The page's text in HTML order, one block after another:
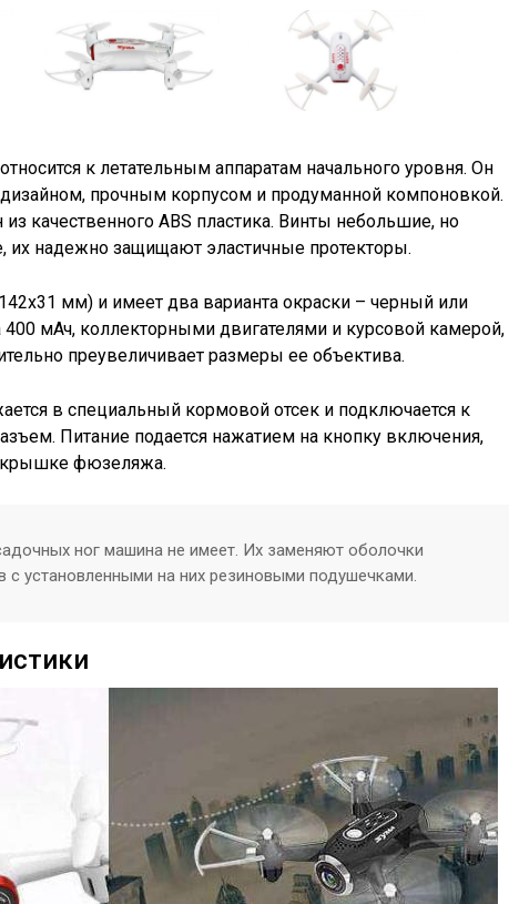
к летательным аппаратам начального уровня. Он
прочным корпусом и продуманной компоновкой.
качественного ABS пластика. Винты небольшие, но
их надежно защищают эластичные протекторы.
мм) и имеет два варианта окраски – черный или
мАч, коллекторными двигателями и курсовой камерой,
преувеличивает размеры ее объектива.
в специальный кормовой отсек и подключается к
Питание подается нажатием на кнопку включения,
фюзеляжа.
ног машина не имеет. Их заменяют оболочки
с установленными на них резиновыми подушечками.